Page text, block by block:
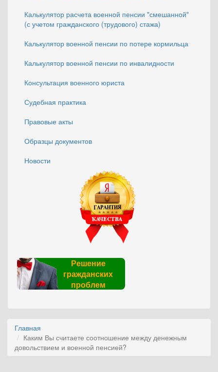
Калькулятор расчета военной пенсии "смешанной"
(с учетом гражданского (трудового) стажа)
Калькулятор военной пенсии по потере кормильца
Калькулятор военной пенсии по инвалидности
Консультация военного юриста
Судебная практика
Правовые акты
Образцы документов
Новости
Решение
гражданских
проблем
Главная
Каким Вы считаете соотношение между денежным
довольствием и военной пенсией?